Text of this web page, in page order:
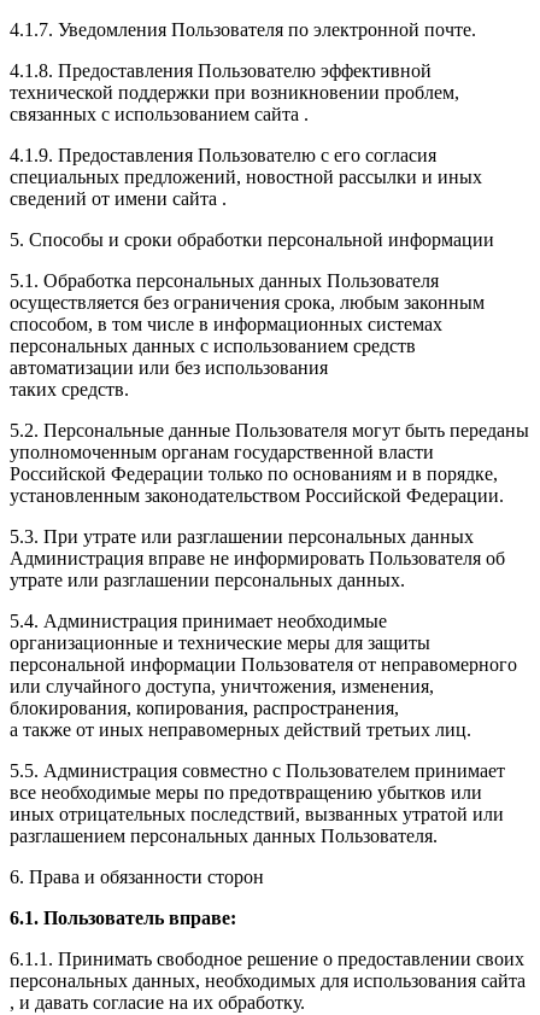
4.1.7. Уведомления Пользователя по электронной почте.
4.1.8. Предоставления Пользователю эффективной
технической поддержки при возникновении проблем,
связанных с использованием сайта .
4.1.9. Предоставления Пользователю с его согласия
специальных предложений, новостной рассылки и иных
сведений от имени сайта .
5. Способы и сроки обработки персональной информации
5.1. Обработка персональных данных Пользователя
осуществляется без ограничения срока, любым законным
способом, в том числе в информационных системах
персональных данных с использованием средств
автоматизации или без использования
таких средств.
5.2. Персональные данные Пользователя могут быть переданы
уполномоченным органам государственной власти
Российской Федерации только по основаниям и в порядке,
установленным законодательством Российской Федерации.
5.3. При утрате или разглашении персональных данных
Администрация вправе не информировать Пользователя об
утрате или разглашении персональных данных.
5.4. Администрация принимает необходимые
организационные и технические меры для защиты
персональной информации Пользователя от неправомерного
или случайного доступа, уничтожения, изменения,
блокирования, копирования, распространения,
а также от иных неправомерных действий третьих лиц.
5.5. Администрация совместно с Пользователем принимает
все необходимые меры по предотвращению убытков или
иных отрицательных последствий, вызванных утратой или
разглашением персональных данных Пользователя.
6. Права и обязанности сторон
6.1. Пользователь вправе:
6.1.1. Принимать свободное решение о предоставлении своих
персональных данных, необходимых для использования сайта
, и давать согласие на их обработку.